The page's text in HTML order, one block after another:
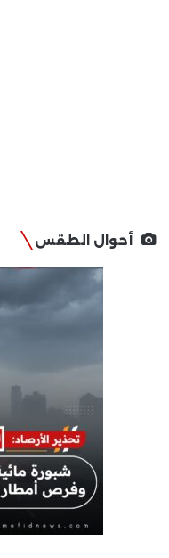
أحوال الطقس